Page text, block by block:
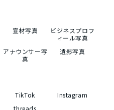
宣材写真
ビジネスプロフ
ィール写真
アナウンサー写
真
遺影写真
TikTok
Instagram